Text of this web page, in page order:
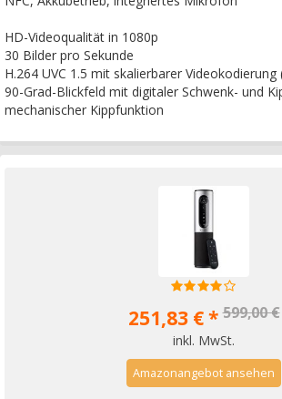
HD-Videoqualität in 1080p
30 Bilder pro Sekunde
H.264 UVC 1.5 mit skalierbarer Videokodierung
90-Grad-Blickfeld mit digitaler Schwenk- und
mechanischer Kippfunktion
251,83 € *599,00 €
inkl. MwSt.
Amazonangebot ansehen